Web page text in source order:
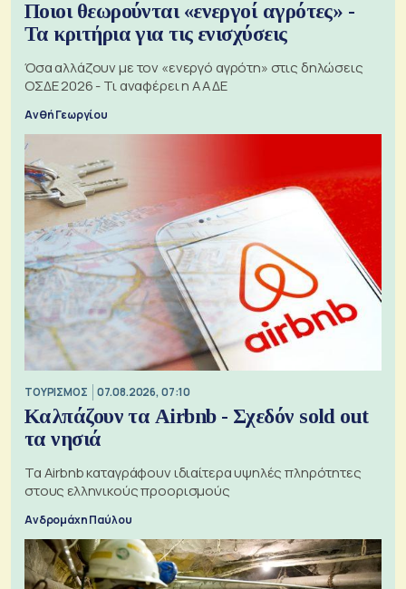
Ποιοι θεωρούνται «ενεργοί αγρότες» -
Τα κριτήρια για τις ενισχύσεις
Όσα αλλάζουν με τον «ενεργό αγρότη» στις δηλώσεις
ΟΣΔΕ 2026 - Τι αναφέρει η ΑΑΔΕ
Ανθή Γεωργίου
ΤΟΥΡΙΣΜΟΣ 07.08.2026, 07:10
Καλπάζουν τα Airbnb - Σχεδόν sold out
τα νησιά
Τα Airbnb καταγράφουν ιδιαίτερα υψηλές πληρότητες
στους ελληνικούς προορισμούς
Ανδρομάχη Παύλου